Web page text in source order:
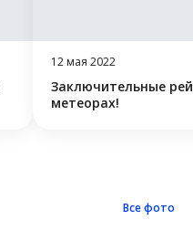
12 мая 2022
Заключительные
метеорах!
Все фото